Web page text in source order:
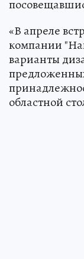
«В апреле
компании
варианты
областной